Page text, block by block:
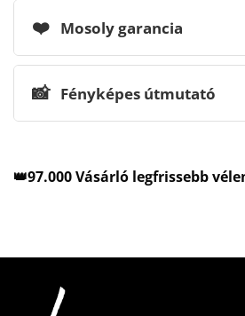
❤️ Mosoly garancia
📸 Fényképes útmutató
👑97.000 Vásárló legfrissebb